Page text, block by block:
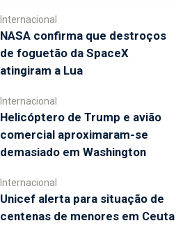
Internacional
NASA confirma que destroços
de foguetão da SpaceX
atingiram a Lua
Internacional
Helicóptero de Trump e avião
comercial aproximaram-se
demasiado em Washington
Internacional
Unicef alerta para situação de
centenas de menores em Ceuta